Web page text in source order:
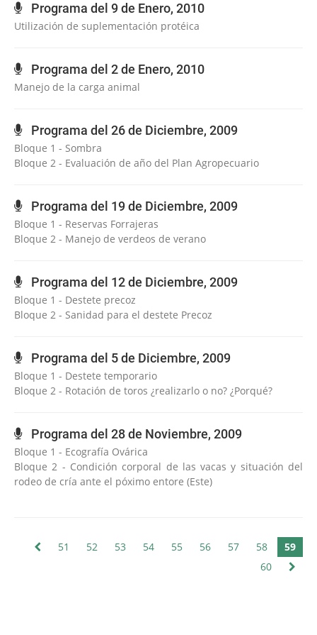
Programa del 9 de Enero, 2010
Utilización de suplementación protéica
Programa del 2 de Enero, 2010
Manejo de la carga animal
Programa del 26 de Diciembre, 2009
Bloque 1 - Sombra
Bloque 2 - Evaluación de año del Plan Agropecuario
Programa del 19 de Diciembre, 2009
Bloque 1 - Reservas Forrajeras
Bloque 2 - Manejo de verdeos de verano
Programa del 12 de Diciembre, 2009
Bloque 1 - Destete precoz
Bloque 2 - Sanidad para el destete Precoz
Programa del 5 de Diciembre, 2009
Bloque 1 - Destete temporario
Bloque 2 - Rotación de toros ¿realizarlo o no? ¿Porqué?
Programa del 28 de Noviembre, 2009
Bloque 1 - Ecografía Ovárica
Bloque 2 - Condición corporal de las vacas y situación del
rodeo de cría ante el póximo entore (Este)
51 52 53 54 55 56 57 58
59
60